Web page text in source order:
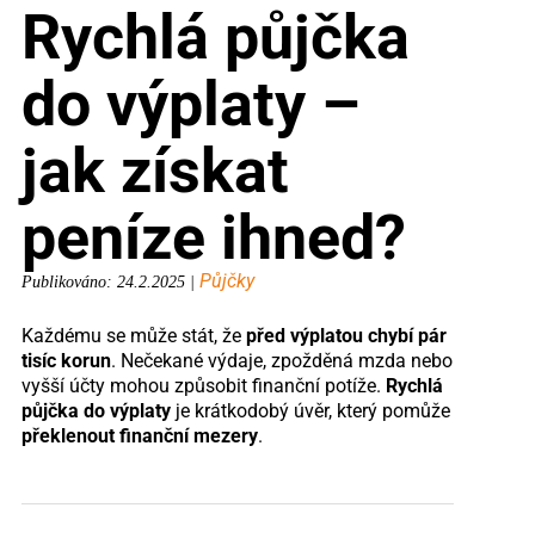
Rychlá půjčka
do výplaty –
jak získat
peníze ihned?
Publikováno: 24.2.2025 | Půjčky
Každému se může stát, že před výplatou chybí pár
tisíc korun. Nečekané výdaje, zpožděná mzda nebo
vyšší účty mohou způsobit finanční potíže. Rychlá
půjčka do výplatyje krátkodobý úvěr, který pomůže
překlenout finanční mezery.